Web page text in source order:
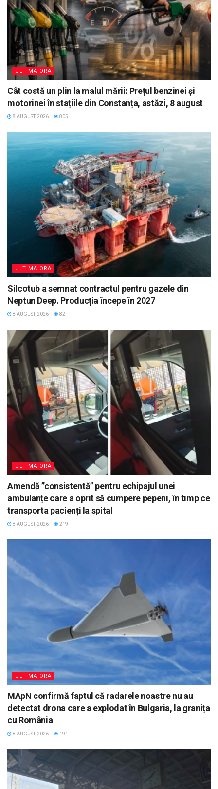
ULTIMA ORA
Cât costă un plin la malul mării: Prețul benzinei și
motorinei în stațiile din Constanța, astăzi, 8 august
8 AUGUST, 2026 805
ULTIMA ORA
Silcotub a semnat contractul pentru gazele din
Neptun Deep. Producția începe în 2027
8 AUGUST, 2026 82
ULTIMA ORA
Amendă ”consistentă” pentru echipajul unei
ambulanțe care a oprit să cumpere pepeni, în timp ce
transporta pacienți la spital
8 AUGUST, 2026 219
ULTIMA ORA
MApN confirmă faptul că radarele noastre nu au
detectat drona care a explodat în Bulgaria, la granița
cu România
8 AUGUST, 2026 191